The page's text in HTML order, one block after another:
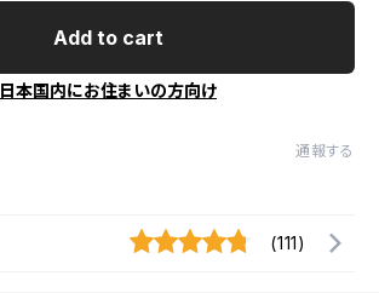
Add to cart
日本国内にお住まいの方向け
通報する
(111)